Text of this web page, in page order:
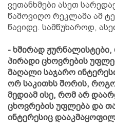
ვეთანხმები ასეთ
წამოვიღო რეკლამა ამ
წავიდე. სამწუხაროდ,
- ხშირად
პირადი ცხოვრების
მაღალი საჯარო
ორ საკითხს შორის,
მედიამ ისე, რომ არ
ცხოვრების უფლება და
ინტერესიც